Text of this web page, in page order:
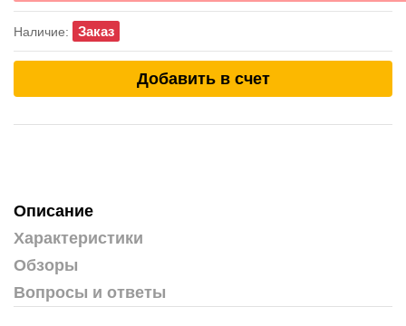
Наличие: Заказ
Добавить в счет
Описание
Характеристики
Обзоры
Вопросы и ответы